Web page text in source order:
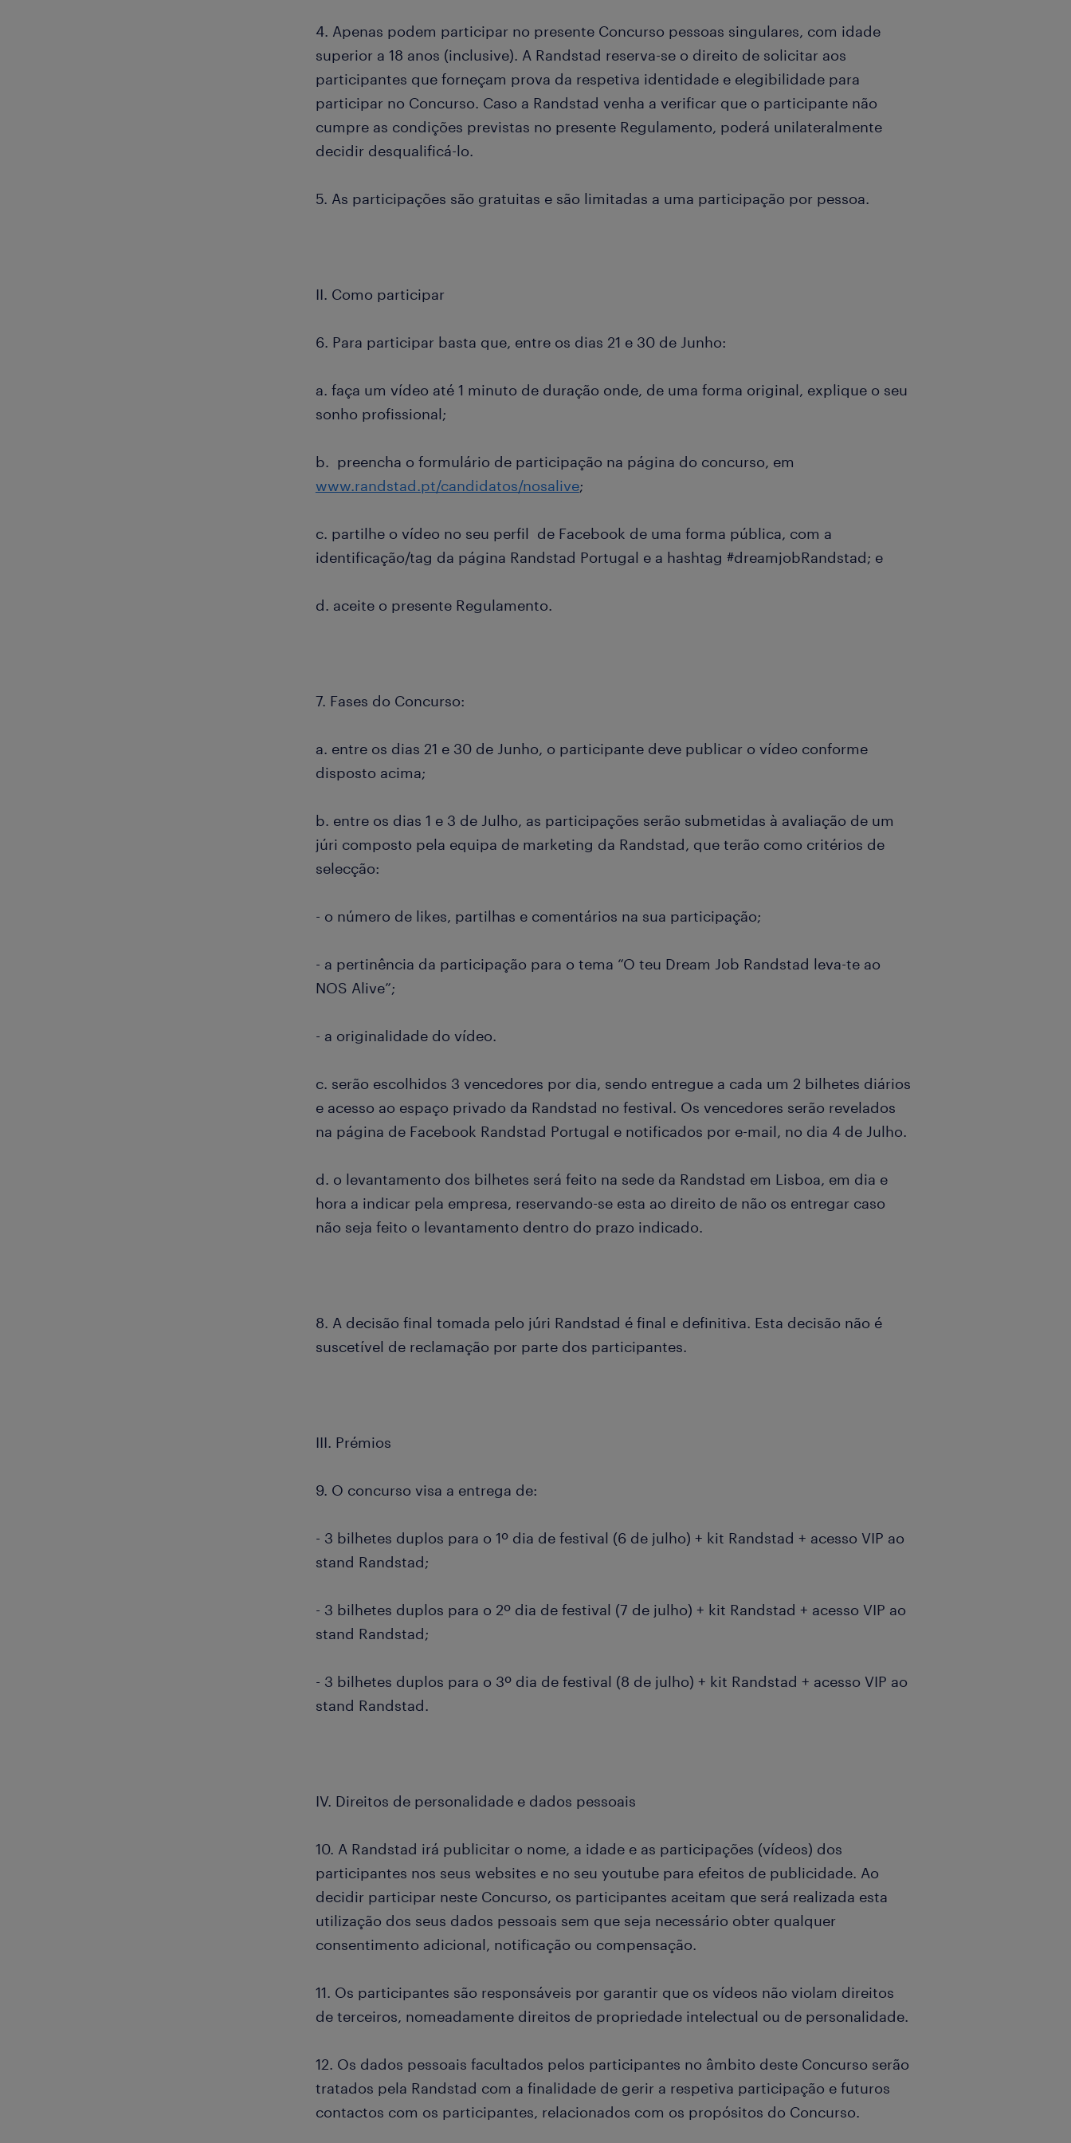
4. Apenas podem participar no presente Concurso pessoas singulares, com idade
superior a 18 anos (inclusive). A Randstad reserva-se o direito de solicitar aos
participantes que forneçam prova da respetiva identidade e elegibilidade para
participar no Concurso. Caso a Randstad venha a verificar que o participante não
cumpre as condições previstas no presente Regulamento, poderá unilateralmente
decidir desqualificá-lo.
5. As participações são gratuitas e são limitadas a uma participação por pessoa.
II. Como participar
6. Para participar basta que, entre os dias 21 e 30 de Junho:
a. faça um vídeo até 1 minuto de duração onde, de uma forma original, explique o seu
sonho profissional;
b. preencha o formulário de participação na página do concurso, em
www.randstad.pt/candidatos/nosalive;
c. partilhe o vídeo no seu perfil de Facebook de uma forma pública, com a
identificação/tag da página Randstad Portugal e a hashtag #dreamjobRandstad; e
d. aceite o presente Regulamento.
7. Fases do Concurso:
a. entre os dias 21 e 30 de Junho, o participante deve publicar o vídeo conforme
disposto acima;
b. entre os dias 1 e 3 de Julho, as participações serão submetidas à avaliação de um
júri composto pela equipa de marketing da Randstad, que terão como critérios de
selecção:
- o número de likes, partilhas e comentários na sua participação;
- a pertinência da participação para o tema “O teu Dream Job Randstad leva-te ao
NOS Alive”;
- a originalidade do vídeo.
c. serão escolhidos 3 vencedores por dia, sendo entregue a cada um 2 bilhetes diários
e acesso ao espaço privado da Randstad no festival. Os vencedores serão revelados
na página de Facebook Randstad Portugal e notificados por e-mail, no dia 4 de Julho.
d. o levantamento dos bilhetes será feito na sede da Randstad em Lisboa, em dia e
hora a indicar pela empresa, reservando-se esta ao direito de não os entregar caso
não seja feito o levantamento dentro do prazo indicado.
8. A decisão final tomada pelo júri Randstad é final e definitiva. Esta decisão não é
suscetível de reclamação por parte dos participantes.
III. Prémios
9. O concurso visa a entrega de:
- 3 bilhetes duplos para o 1º dia de festival (6 de julho) + kit Randstad + acesso VIP ao
stand Randstad;
- 3 bilhetes duplos para o 2º dia de festival (7 de julho) + kit Randstad + acesso VIP ao
stand Randstad;
- 3 bilhetes duplos para o 3º dia de festival (8 de julho) + kit Randstad + acesso VIP ao
stand Randstad.
IV. Direitos de personalidade e dados pessoais
10. A Randstad irá publicitar o nome, a idade e as participações (vídeos) dos
participantes nos seus websites e no seu youtube para efeitos de publicidade. Ao
decidir participar neste Concurso, os participantes aceitam que será realizada esta
utilização dos seus dados pessoais sem que seja necessário obter qualquer
consentimento adicional, notificação ou compensação.
11. Os participantes são responsáveis por garantir que os vídeos não violam direitos
de terceiros, nomeadamente direitos de propriedade intelectual ou de personalidade.
12. Os dados pessoais facultados pelos participantes no âmbito deste Concurso serão
tratados pela Randstad com a finalidade de gerir a respetiva participação e futuros
contactos com os participantes, relacionados com os propósitos do Concurso.